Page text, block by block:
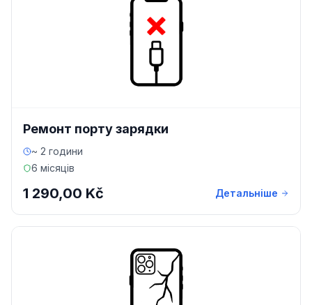
Ремонт порту зарядки
~ 2 години
6 місяців
1 290,00 Kč Детальніше